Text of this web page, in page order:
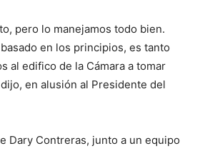
pero lo manejamos todo bien.
en los principios, es tanto
al edifico de la Cámara a tomar
en alusión al Presidente del
Dary Contreras, junto a un equipo